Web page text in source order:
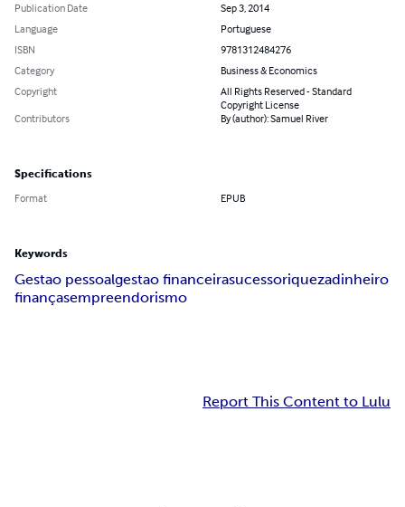
Publication Date
Sep 3, 2014
Language
Portuguese
ISBN
9781312484276
Category
Business & Economics
Copyright
All Rights Reserved - Standard
Copyright License
Contributors
By (author): Samuel River
Specifications
Format EPUB
Keywords
Gestao pessoalgestao financeirasucessoriquezadinheiro
finançasempreendorismo
Report This Content to Lulu